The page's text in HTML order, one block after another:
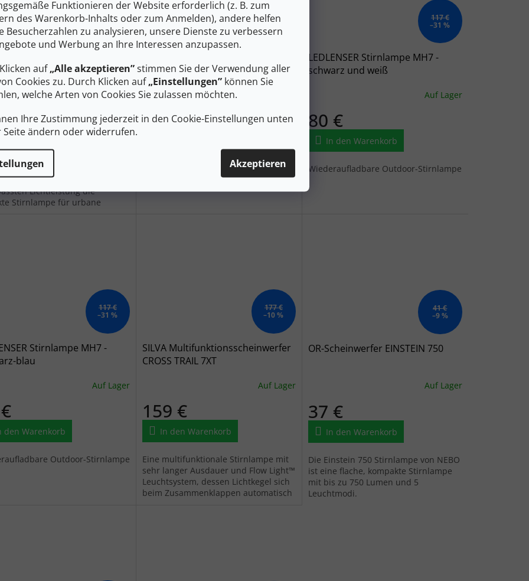
Funktionieren der Website erforderlich (z. B. zum
des Warenkorb-Inhalts oder zum Anmelden), andere helfen
Besucherzahlen zu analysieren, unsere Dienste zu verbessern
und Werbung an Ihre Interessen anzupassen.
auf„Alle akzeptieren”stimmen Sie der Verwendung aller
Cookies zu. Durch Klicken auf„Einstellungen” können Sie
welche Arten von Cookies Sie zulassen möchten.
Ihre Zustimmung jederzeit in den Cookie-Einstellungen unten
Seite ändern oder widerrufen.
Akzeptieren
143 €
–32 %
Auf Lager
NEO 5R ist dank ihrer
und speziell
Lichtleistung die
Stirnlampe für urbane
222 €
–31 %
151 €
Traditionell im Design, futuristisch in
117 €
–31 %
LEDLENSER Stirnlampe MH7 -
schwarz und weiß
Auf Lager
80 €
In den Warenkorb
Wiederaufladbare Outdoor-Stirnlampe
117 €
–31 %
Stirnlampe MH7 -
blau
Auf Lager
den Warenkorb
Outdoor-Stirnlampe
177 €
–10 %
SILVA Multifunktionsscheinwerfer
CROSS TRAIL 7XT
Auf Lager
159 €
In den Warenkorb
Eine multifunktionale Stirnlampe mit
sehr langer Ausdauer und Flow Light™
Leuchtsystem, dessen Lichtkegel sich
beim Zusammenklappen automatisch
41 €
–9 %
OR-Scheinwerfer EINSTEIN 750
Auf Lager
37 €
In den Warenkorb
Die Einstein 750 Stirnlampe von NEBO
ist eine flache, kompakte Stirnlampe
mit bis zu 750 Lumen und 5
Leuchtmodi.